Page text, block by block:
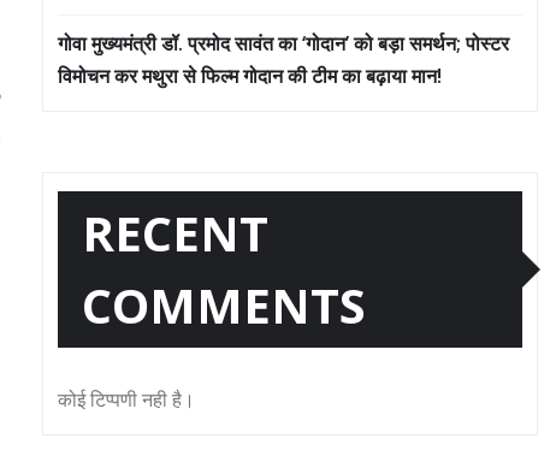
गोवा मुख्यमंत्री डॉ. प्रमोद सावंत का ‘गोदान’ को बड़ा समर्थन; पोस्टर
विमोचन कर मथुरा से फिल्म गोदान की टीम का बढ़ाया मान!
RECENT
COMMENTS
कोई टिप्पणी नही है।